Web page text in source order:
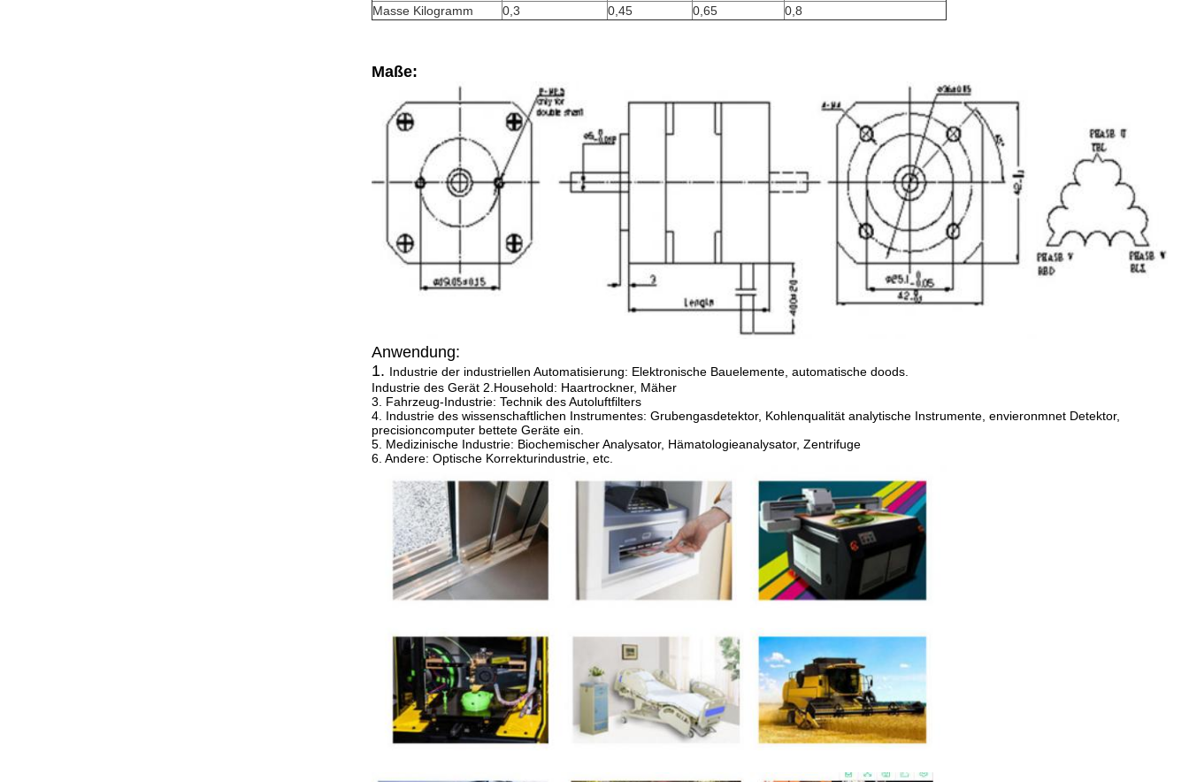
Masse Kilogramm
0,3 0,45 0,65 0,8
Maße:
Anwendung:
1. Industrie der industriellen Automatisierung: Elektronische Bauelemente, automatische doods.
Industrie des Gerät 2.Household: Haartrockner, Mäher
3. Fahrzeug-Industrie: Technik des Autoluftfilters
4. Industrie des wissenschaftlichen Instrumentes: Grubengasdetektor, Kohlenqualität analytische Instrumente, envieronmnet Detektor,
precisioncomputer bettete Geräte ein.
5. Medizinische Industrie: Biochemischer Analysator, Hämatologieanalysator, Zentrifuge
6. Andere: Optische Korrekturindustrie, etc.